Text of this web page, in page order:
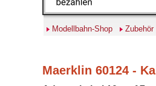
Modellbahn-Shop Zubehör
Maerklin 60124 -